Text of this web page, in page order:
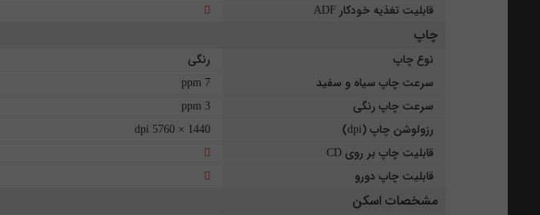
قابلیت تغذیه خودکار ADF
چاپ
نوع چاپ
رنگی
سرعت چاپ سیاه و سفید
7 ppm
سرعت چاپ رنگی
3 ppm
رزولوشن چاپ (dpi)
1440 × 5760 dpi
قابلیت چاپ بر روی CD
قابلیت چاپ دورو
مشخصات اسکن